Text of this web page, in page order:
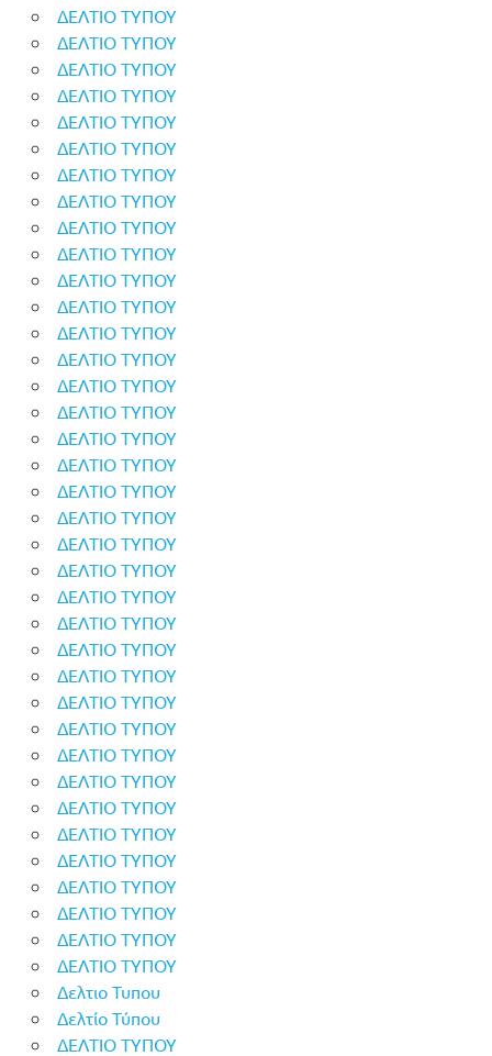
ΔΕΛΤΙΟ ΤΥΠΟΥ
ΔΕΛΤΙΟ ΤΥΠΟΥ
ΔΕΛΤΙΟ ΤΥΠΟΥ
ΔΕΛΤΙΟ ΤΥΠΟΥ
ΔΕΛΤΙΟ ΤΥΠΟΥ
ΔΕΛΤΙΟ ΤΥΠΟΥ
ΔΕΛΤΙΟ ΤΥΠΟΥ
ΔΕΛΤΙΟ ΤΥΠΟΥ
ΔΕΛΤΙΟ ΤΥΠΟΥ
ΔΕΛΤΙΟ ΤΥΠΟΥ
ΔΕΛΤΙΟ ΤΥΠΟΥ
ΔΕΛΤΙΟ ΤΥΠΟΥ
ΔΕΛΤΙΟ ΤΥΠΟΥ
ΔΕΛΤΙΟ ΤΥΠΟΥ
ΔΕΛΤΙΟ ΤΥΠΟΥ
ΔΕΛΤΙΟ ΤΥΠΟΥ
ΔΕΛΤΙΟ ΤΥΠΟΥ
ΔΕΛΤΙΟ ΤΥΠΟΥ
ΔΕΛΤΙΟ ΤΥΠΟΥ
ΔΕΛΤΙΟ ΤΥΠΟΥ
ΔΕΛΤΙΟ ΤΥΠΟΥ
ΔΕΛΤΙΟ ΤΥΠΟΥ
ΔΕΛΤΙΟ ΤΥΠΟΥ
ΔΕΛΤΙΟ ΤΥΠΟΥ
ΔΕΛΤΙΟ ΤΥΠΟΥ
ΔΕΛΤΙΟ ΤΥΠΟΥ
ΔΕΛΤΙΟ ΤΥΠΟΥ
ΔΕΛΤΙΟ ΤΥΠΟΥ
ΔΕΛΤΙΟ ΤΥΠΟΥ
ΔΕΛΤΙΟ ΤΥΠΟΥ
ΔΕΛΤΙΟ ΤΥΠΟΥ
ΔΕΛΤΙΟ ΤΥΠΟΥ
ΔΕΛΤΙΟ ΤΥΠΟΥ
ΔΕΛΤΙΟ ΤΥΠΟΥ
ΔΕΛΤΙΟ ΤΥΠΟΥ
ΔΕΛΤΙΟ ΤΥΠΟΥ
ΔΕΛΤΙΟ ΤΥΠΟΥ
Δελτιο Τυπου
Δελτίο Τύπου
ΔΕΛΤΙΟ ΤΥΠΟΥ